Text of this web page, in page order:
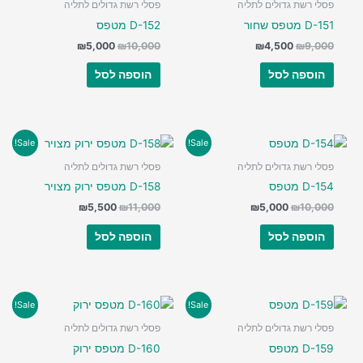
פסלי רשת גדולים לתליה
D-151 מטפס שחור
₪9,000
המחיר
היה:
₪9,000.
₪4,500
המחיר
הוספה לסל
פסלי רשת גדולים לתליה
D-152 מטפס
₪10,000
המחיר
היה:
₪10,000.
₪5,000
המחיר
הוספה לסל
Sale!
פסלי רשת גדולים לתליה
D-154 מטפס
₪10,000
המחיר
היה:
₪10,000.
₪5,000
המחיר
הוספה לסל
Sale!
פסלי רשת גדולים לתליה
D-158 מטפס ירוק מצויר
₪11,000
המחיר
היה:
₪11,000.
₪5,500
המחיר
הוספה לסל
Sale!
פסלי רשת גדולים לתליה
D-159 מטפס
Sale!
פסלי רשת גדולים לתליה
D-160 מטפס ירוק